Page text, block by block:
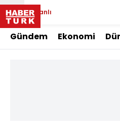
Canlı
Gündem Ekonomi